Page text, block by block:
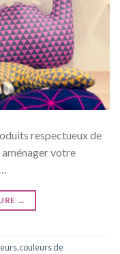
respectueux de
aménager votre
→
,couleurs de